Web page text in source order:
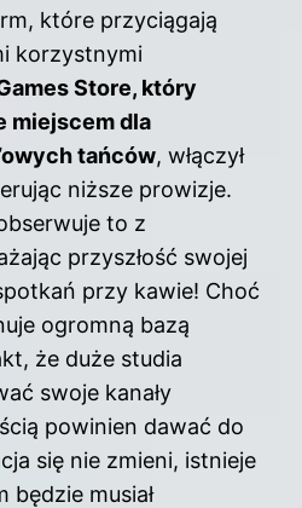
które przyciągają
korzystnymi
Store, który
miejscem dla
tańców, włączył
niższe prowizje.
to z
przyszłość swojej
przy kawie! Choć
ogromną bazą
że duże studia
swoje kanały
powinien dawać do
się nie zmieni, istnieje
będzie musiał